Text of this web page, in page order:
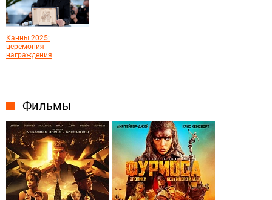
Фильмы
Канны 2025:
церемония
награждения